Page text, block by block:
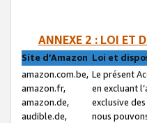
ANNEXE 2 : LOI ET
Site d’Amazon Loi et
amazon.com.be,
amazon.fr,
amazon.de,
audible.de,
Le présent
en excluant
exclusive
nous